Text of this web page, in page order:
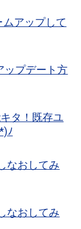
アップして
ップデート方
タ！既存ユ
ﾉ
なおしてみ
なおしてみ